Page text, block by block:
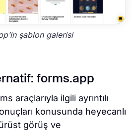
şablon galerisi
forms.app
araçlarıyla ilgili ayrıntılı
konusunda heyecanlı
görüş ve